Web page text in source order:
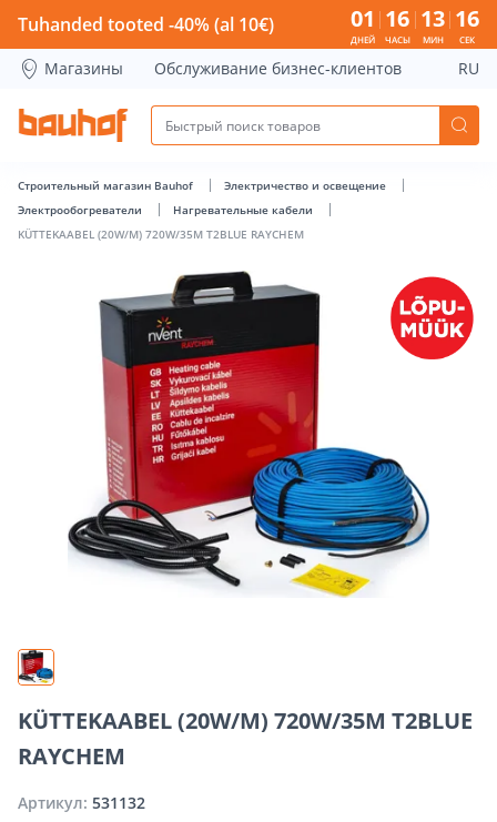
KÜTTEKAABEL (20W/M) 720W/35M T2BLUE RAYCHEM -
Tuhanded tooted -40% (al 10€) 01
ДНЕЙ
16
ЧАСЫ
13
МИН
15
СЕК
Магазины Обслуживание бизнес-клиентов RU
Строительный магазин Bauhof
Электричество и освещение
Электрообогреватели
Нагревательные кабели
KÜTTEKAABEL (20W/M) 720W/35M T2BLUE RAYCHEM
KÜTTEKAABEL (20W/M) 720W/35M T2BLUE
RAYCHEM
Артикул: 531132